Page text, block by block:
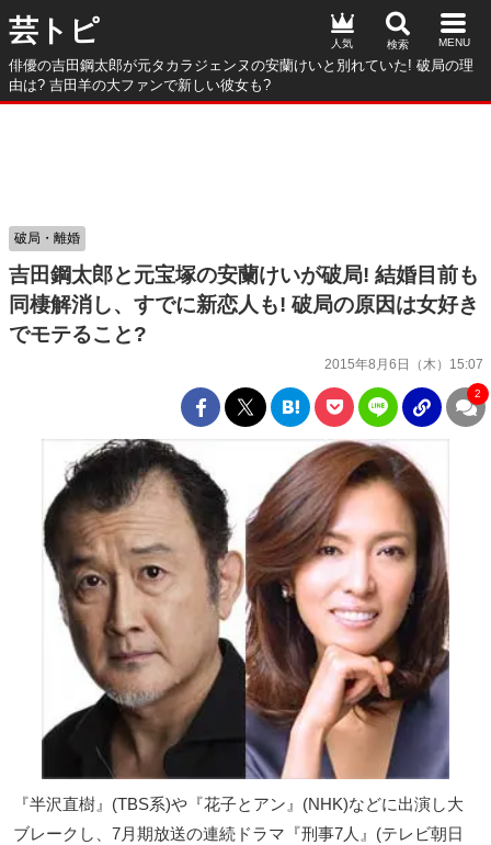
芸トピ
俳優の吉田鋼太郎が元タカラジェンヌの安蘭けいと別れていた! 破局の理
由は? 吉田羊の大ファンで新しい彼女も?
人気
吉田鋼太郎と元宝塚の安蘭けいが破局! 結婚目前も
同棲解消し、すでに新恋人も! 破局の原因は女好き
でモテること?
2015年8月6日（木）15:07
破局・離婚
2
『半沢直樹』(TBS系)や『花子とアン』(NHK)などに出演し大
ブレークし、7月期放送の連続ドラマ『刑事7人』(テレビ朝日